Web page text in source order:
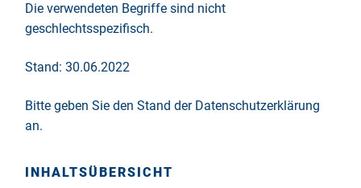
Die verwendeten Begriffe sind nicht
geschlechtsspezifisch.
Stand: 30.06.2022
Bitte geben Sie den Stand der Datenschutzerklärung
an.
INHALTSÜBERSICHT